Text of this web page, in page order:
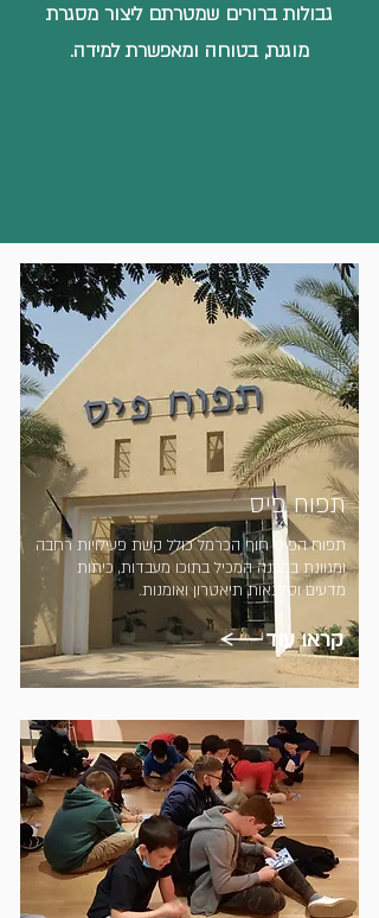
גבולות ברורים שמטרתם ליצור מסגרת
מוגנת, בטוחה ומאפשרת למידה.
תפוח פיס
תפוח הפיס חוף הכרמל כולל קשת פעילויות רחבה
ומגוונת במבנה המכיל בתוכו מעבדות, כיתות
מדעים וסדנאות תיאטרון ואומנות.
קראו עוד